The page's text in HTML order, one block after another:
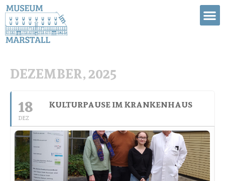
DEZEMBER, 2025
18
DEZ
KULTURPAUSE IM KRANKENHAUS